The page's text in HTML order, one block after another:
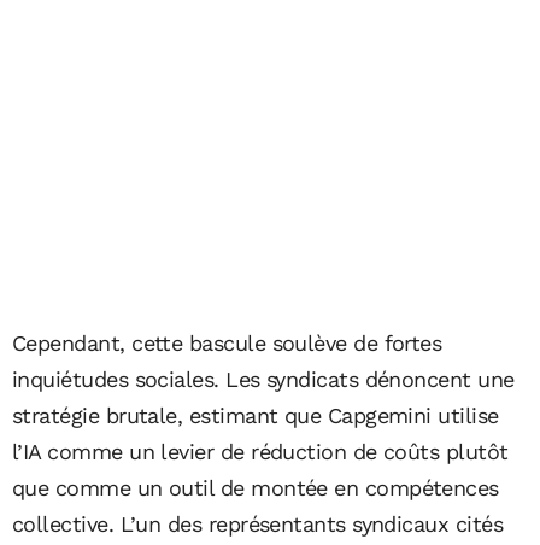
Cependant, cette bascule soulève de fortes
inquiétudes sociales. Les syndicats dénoncent une
stratégie brutale, estimant que Capgemini utilise
l’IA comme un levier de réduction de coûts plutôt
que comme un outil de montée en compétences
collective. L’un des représentants syndicaux cités